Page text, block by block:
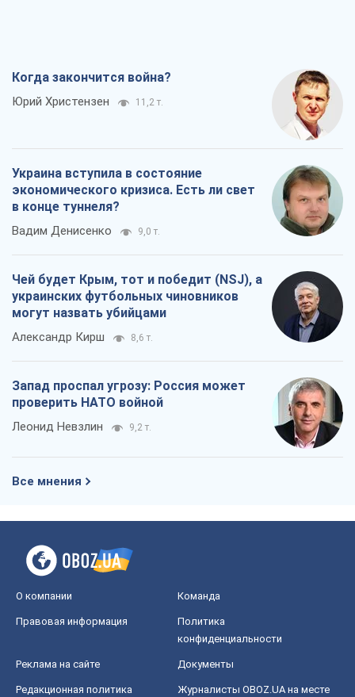
Когда закончится война?
Юрий Христензен 11,2 т.
Украина вступила в состояние
экономического кризиса. Есть ли свет
в конце туннеля?
Вадим Денисенко 9,0 т.
Чей будет Крым, тот и победит (NSJ), а
украинских футбольных чиновников
могут назвать убийцами
Александр Кирш 8,6 т.
Запад проспал угрозу: Россия может
проверить НАТО войной
Леонид Невзлин 9,2 т.
Все мнения
О компании Команда
Правовая информация
Политика
конфиденциальности
Реклама на сайте Документы
Редакционная политика
Журналисты OBOZ.UA на месте